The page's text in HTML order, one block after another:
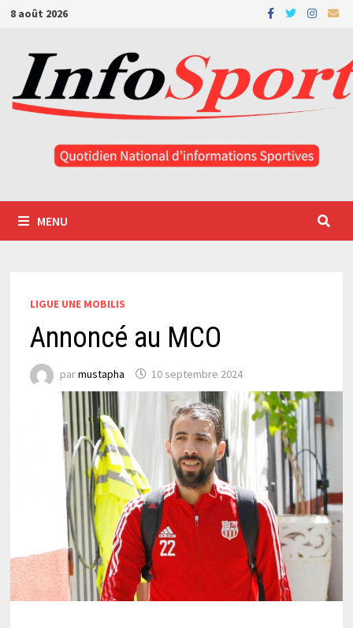
Passer
contenu
8 août 2026
MENU
LIGUE UNE MOBILIS
Annoncé au MCO
parmustapha 10 septembre 2024